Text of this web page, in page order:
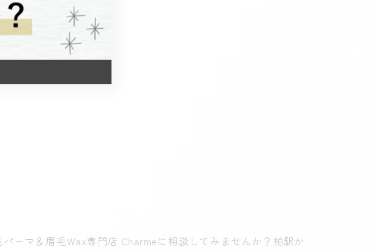
ーマ＆眉毛Wax専門店 Charmeに相談してみませんか？柏駅か